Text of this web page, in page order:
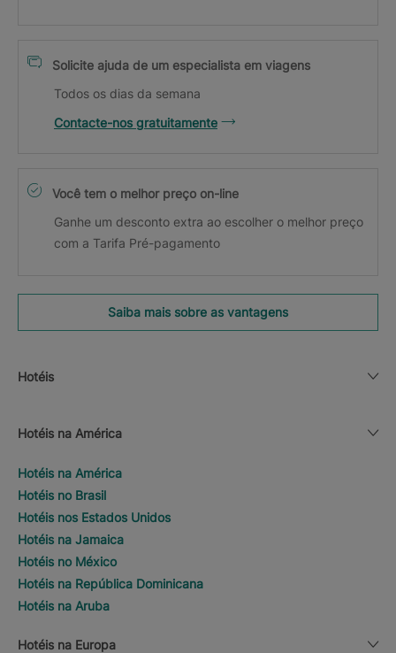
Solicite ajuda de um especialista em viagens
Todos os dias da semana
Contacte-nos gratuitamente
Você tem o melhor preço on-line
Ganhe um desconto extra ao escolher o melhor preço
com a Tarifa Pré-pagamento
Saiba mais sobre as vantagens
Hotéis
Hotéis na América
Hotéis na América
Hotéis no Brasil
Hotéis nos Estados Unidos
Hotéis na Jamaica
Hotéis no México
Hotéis na República Dominicana
Hotéis na Aruba
Hotéis na Europa